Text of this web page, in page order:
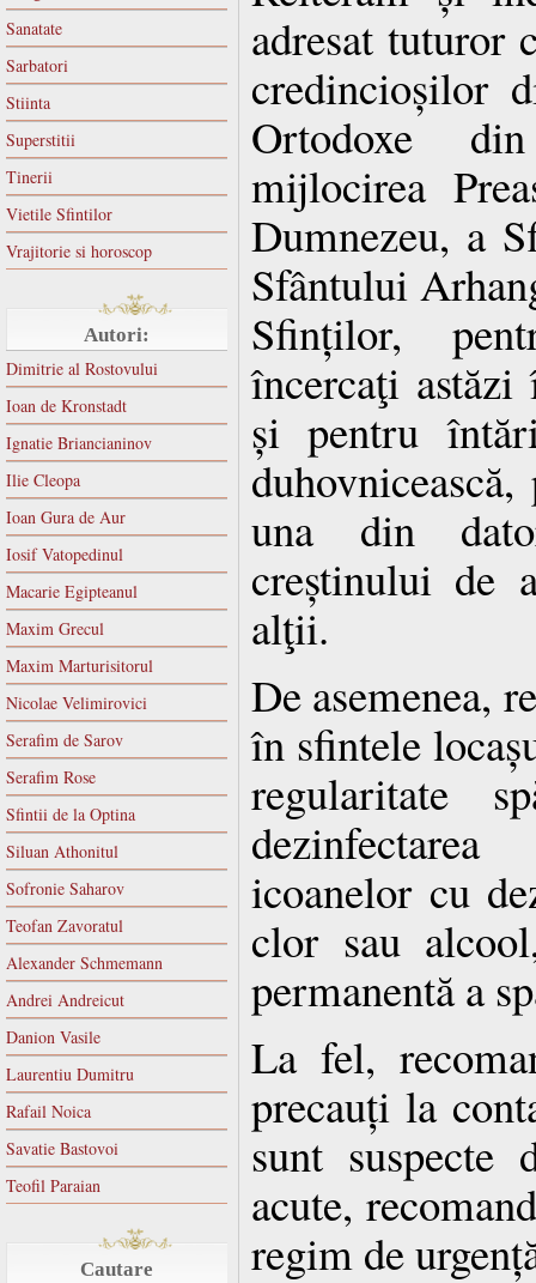
Sanatate
Sarbatori
Stiinta
Superstitii
Tinerii
Vietile Sfintilor
Vrajitorie si horoscop
Autori:
Dimitrie al Rostovului
Ioan de Kronstadt
Ignatie Briancianinov
Ilie Cleopa
Ioan Gura de Aur
Iosif Vatopedinul
Macarie Egipteanul
Maxim Grecul
Maxim Marturisitorul
Nicolae Velimirovici
Serafim de Sarov
Serafim Rose
Sfintii de la Optina
Siluan Athonitul
Sofronie Saharov
Teofan Zavoratul
Alexander Schmemann
Andrei Andreicut
Danion Vasile
Laurentiu Dumitru
Rafail Noica
Savatie Bastovoi
Teofil Paraian
Cautare
adresat tuturor
credincioșilor
Ortodoxe
mijlocirea
Dumnezeu, a
Sfântului
Sfinților,
încercaţi
și pentru
una din
creștinului de
alţii.
De asemenea,
în sfintele
regularitate
icoanelor cu
clor sau
permanentă a
La fel,
precauți la
sunt suspecte
acute,
regim de